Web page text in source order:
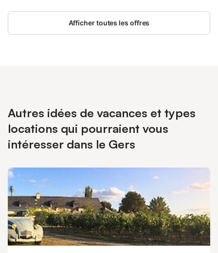
Afficher toutes les offres
Autres idées de vacances et types
locations qui pourraient vous
intéresser dans le Gers